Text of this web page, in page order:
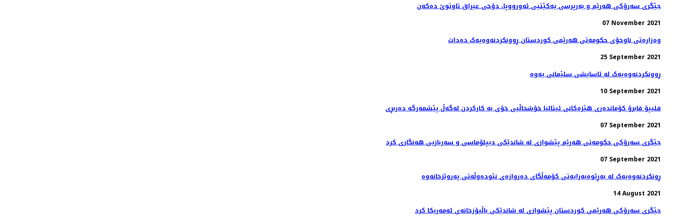
جێگری سەرۆکی هەرێم و بەرپرسی یەکێتیی ئەورووپا، دۆخى عيراق تاوتوێ ده‌كه‌ن
07 November 2021
وەزارەتی ناوخۆی حکومەتی هەرێمی کوردستان ڕوونکردنەوەیەک دەدات
25 September 2021
ڕوونکردنەوەیەک لە ئاسایشی سلێمانی یەوە
10 September 2021
فلیپۆ فابرۆ کۆماندەری هێزەکانی ئیتالیا خۆشحاڵیی خۆی بە كاركردن لەگەڵ پێشمەرگە دەربڕی
07 September 2021
جێگری سەرۆکی حکومەتی هەرێم پێشوازی لە شاندێکی دیپلۆماسی و سەربازیی هەنگاری کرد
07 September 2021
ڕونکردنەوەیەک لە بەڕێوەبەرایەتی کۆمەڵگای دەروازەی نێودەوڵەتی پەروێزخانەوە
14 August 2021
جێگری سەرۆکی هەرێمی کوردستان پێشوازی لە شاندێکی باڵیۆزخانه‌ی ئه‌مه‌ریکا کرد